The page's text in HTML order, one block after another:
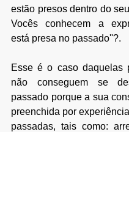
estão presos dentro do
Vocês conhecem a
está presa no passado''?.
Esse é o caso daquelas
não conseguem se
passado porque a sua
preenchida por
passadas, tais como: